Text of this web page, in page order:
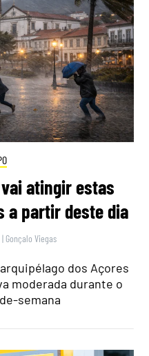
atingir estas
a partir deste dia
| Gonçalo Viegas
dos Açores
moderada durante o
semana